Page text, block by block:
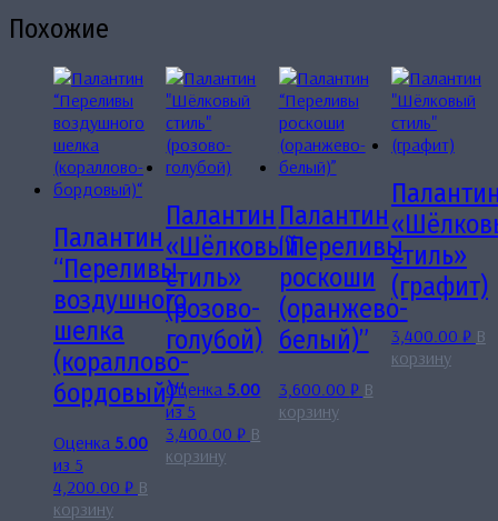
Похожие
Палантин
“Переливы
воздушного
шелка
(кораллово-
бордовый)“
Оценка 5.00
из 5
4,200.00 ₽ В
корзину
Палантин
«Шёлковый
стиль»
(розово-
голубой)
Оценка 5.00
из 5
3,400.00₽ В
корзину
Палантин
“Переливы
роскоши
(оранжево-
белый)”
3,600.00 ₽ В
корзину
стиль»
(графит)
3,400.00 ₽ В
корзину